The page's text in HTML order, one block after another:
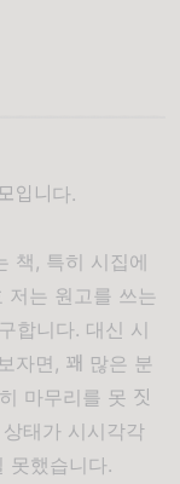
입니다.
책, 특히 시집에
저는 원고를 쓰는
합니다. 대신 시
자면, 꽤 많은 분
마무리를 못 짓
태가 시시각각
못했습니다.